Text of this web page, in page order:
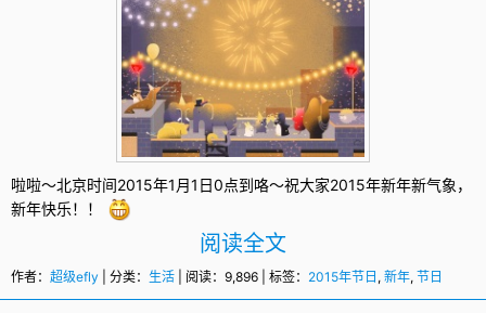
啦啦～北京时间2015年1月1日0点到咯～祝大家2015年新年新气象，
新年快乐！！
阅读全文
作者： 超级efly | 分类： 生活 | 阅读：9,896 | 标签： 2015年节日 , 新年, 节日